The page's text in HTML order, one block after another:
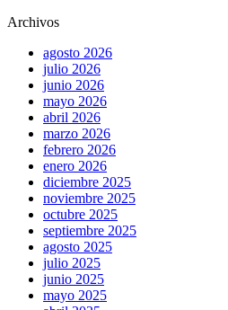
Archivos
agosto 2026
julio 2026
junio 2026
mayo 2026
abril 2026
marzo 2026
febrero 2026
enero 2026
diciembre 2025
noviembre 2025
octubre 2025
septiembre 2025
agosto 2025
julio 2025
junio 2025
mayo 2025